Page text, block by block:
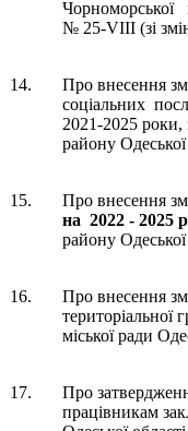
Чорноморської
№ 25-VIII (зі
14.
Про внесення
соціальних
2021-2025 роки,
району
15. Про внесення
на 2022 - 2025
району
16.
Про внесення
територіальної
міської ради
17.
Про
працівникам